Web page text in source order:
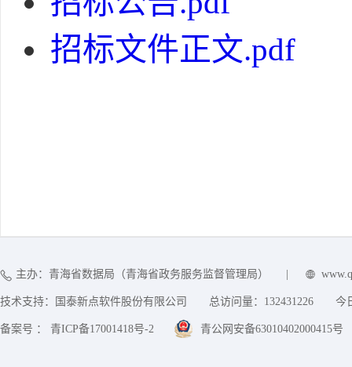
招标文件正文.pdf
主办：青海省数据局（青海省政务服务监督管理局）
技术支持：国泰新点软件股份有限公司 总访问量： 132431226 今
备案号 ： 青ICP备17001418号-2 青公网安备63010402000415号